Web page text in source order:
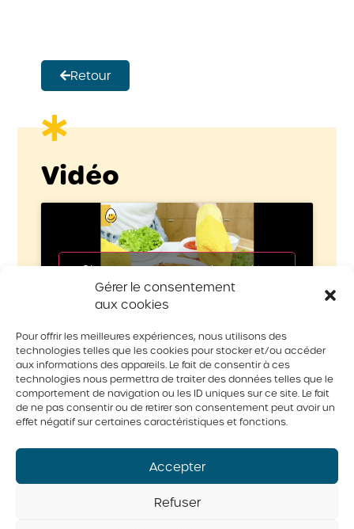
Gérer le consentement
aux cookies
Pour offrir les meilleures expériences, nous utilisons des
technologies telles que les cookies pour stocker et/ou accéder
aux informations des appareils. Le fait de consentir à ces
technologies nous permettra de traiter des données telles que le
comportement de navigation ou les ID uniques sur ce site. Le fait
de ne pas consentir ou de retirer son consentement peut avoir un
effet négatif sur certaines caractéristiques et fonctions.
Accepter
Refuser
Retour
Vidéo
Cliquez pour accepter les cookies
marketing et activer ce contenu